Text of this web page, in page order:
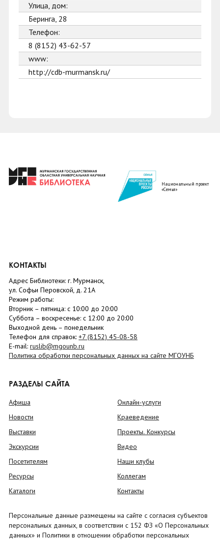
Улица, дом:
Беринга, 28
Телефон:
8 (8152) 43-62-57
www:
http://cdb-murmansk.ru/
Национальный проект
«Семья»
КОНТАКТЫ
Адрес Библиотеки: г. Мурманск,
ул. Софьи Перовской, д. 21А
Режим работы:
Вторник – пятница: с 10:00 до 20:00
Суббота – воскресенье: c 12:00 до 20:00
Выходной день – понедельник
Телефон для справок: +7 (8152) 45-08-58
E-mail: ruslib@mgounb.ru
Политика обработки персональных данных на сайте МГОУНБ
РАЗДЕЛЫ САЙТА
Афиша
Новости
Выставки
Экскурсии
Посетителям
Ресурсы
Каталоги
Онлайн-услуги
Краеведение
Проекты. Конкурсы
Видео
Наши клубы
Коллегам
Контакты
Персональные данные размещены на сайте с согласия субъектов
персональных данных, в соответствии с 152 ФЗ «О Персональных
данных» и Политики в отношении обработки персональных